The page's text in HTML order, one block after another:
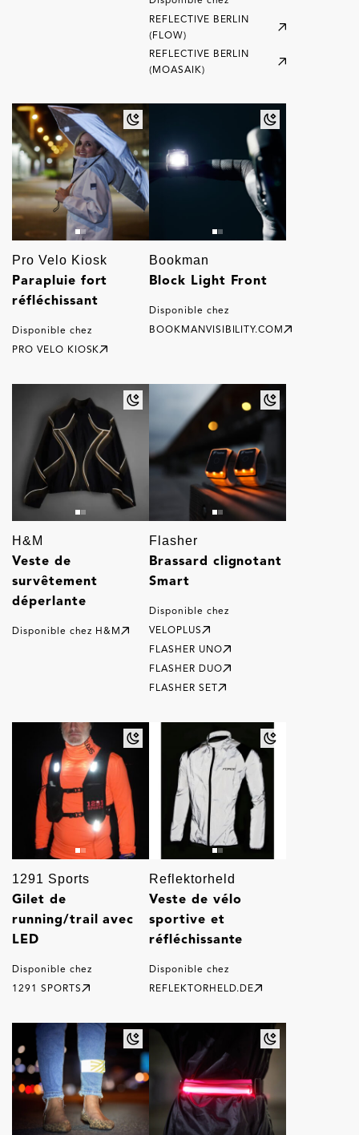
REFLECTIVE BERLIN
(FLOW)
REFLECTIVE BERLIN
(MOASAIK)
Pro Velo Kiosk
Parapluie fort
réfléchissant
Disponible chez
PRO VELO KIOSK
Bookman
Block Light Front
Disponible chez
BOOKMANVISIBILITY.COM
H&M
Veste de
survêtement
déperlante
Disponible chez H&M
Flasher
Brassard clignotant
Smart
Disponible chez
VELOPLUS
FLASHER UNO
FLASHER DUO
FLASHER SET
1291 Sports
Gilet de
running/trail avec
LED
Disponible chez
1291 SPORTS
Reflektorheld
Veste de vélo
sportive et
réfléchissante
Disponible chez
REFLEKTORHELD.DE